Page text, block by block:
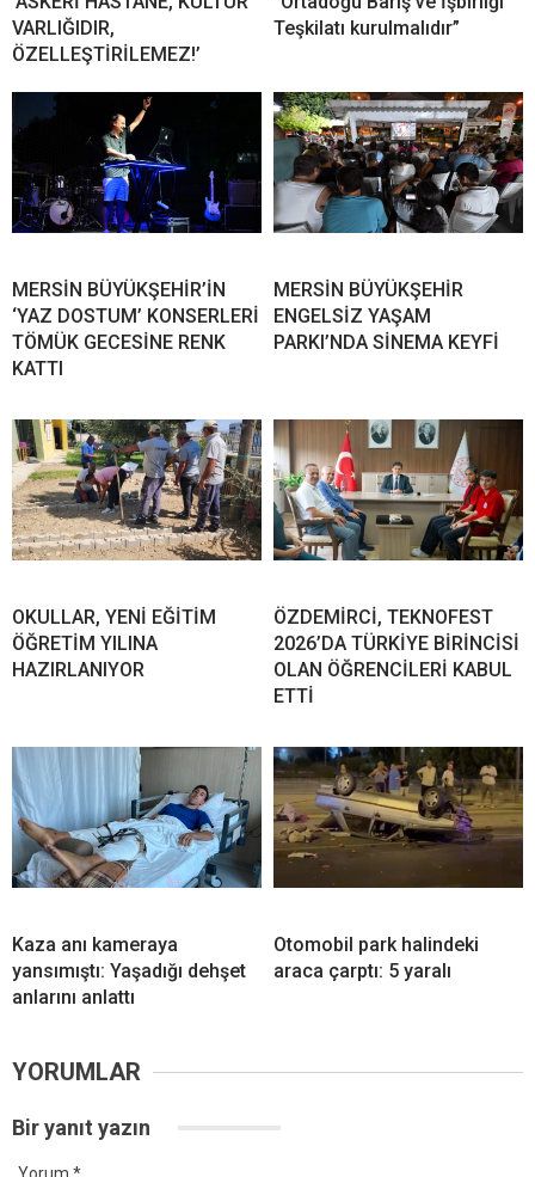
VARLIĞIDIR,
ÖZELLEŞTİRİLEMEZ!’
Teşkilatı kurulmalıdır”
MERSİN BÜYÜKŞEHİR’İN
‘YAZ DOSTUM’ KONSERLERİ
TÖMÜK GECESİNE RENK
KATTI
MERSİN BÜYÜKŞEHİR
ENGELSİZ YAŞAM
PARKI’NDA SİNEMA KEYFİ
OKULLAR, YENİ EĞİTİM
ÖĞRETİM YILINA
HAZIRLANIYOR
ÖZDEMİRCİ, TEKNOFEST
2026’DA TÜRKİYE BİRİNCİSİ
OLAN ÖĞRENCİLERİ KABUL
ETTİ
Kaza anı kameraya
yansımıştı: Yaşadığı dehşet
anlarını anlattı
Otomobil park halindeki
araca çarptı: 5 yaralı
YORUMLAR
Bir yanıt yazın